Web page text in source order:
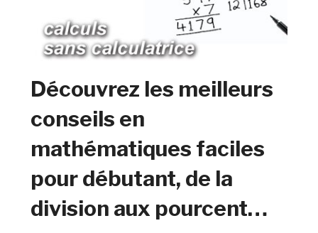
Découvrez les meilleurs
conseils en
mathématiques faciles
pour débutant, de la
division aux pourcent…